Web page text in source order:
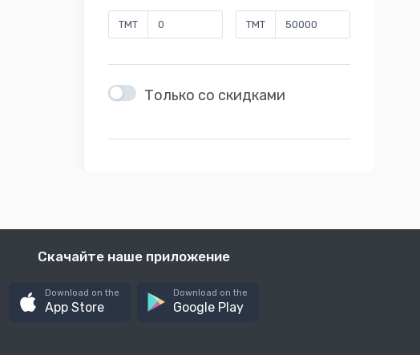
TMT TMT
Только со скидками
Скачайте наше приложение
Download on the
App Store
Download on the
Google Play